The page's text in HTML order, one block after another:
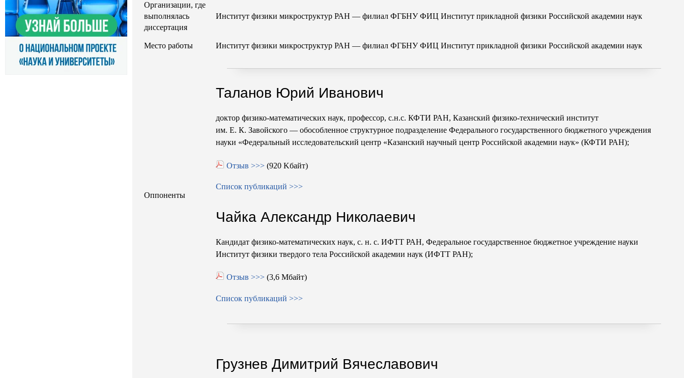
Организации, где
выполнялась
диссертация
Институт физики микроструктур РАН — филиал ФГБНУ ФИЦ Институт прикладной физики Российской академии наук
Место работы Институт физики микроструктур РАН — филиал ФГБНУ ФИЦ Институт прикладной физики Российской академии наук
Оппоненты
Таланов Юрий Иванович
доктор физико-математических наук, профессор, с.н.с. КФТИ РАН, Казанский физико-технический институт
им. Е. К. Завойского — обособленное структурное подразделение Федерального государственного бюджетного учреждения
науки «Федеральный исследовательский центр «Казанский научный центр Российской академии наук» (КФТИ РАН);
Отзыв >>> (920 Kбайт)
Список публикаций >>>
Чайка Александр Николаевич
Кандидат физико-математических наук, с. н. с. ИФТТ РАН, Федеральное государственное бюджетное учреждение науки
Институт физики твердого тела Российской академии наук (ИФТТ РАН);
Отзыв >>> (3,6 Мбайт)
Список публикаций >>>
Грузнев Димитрий Вячеславович